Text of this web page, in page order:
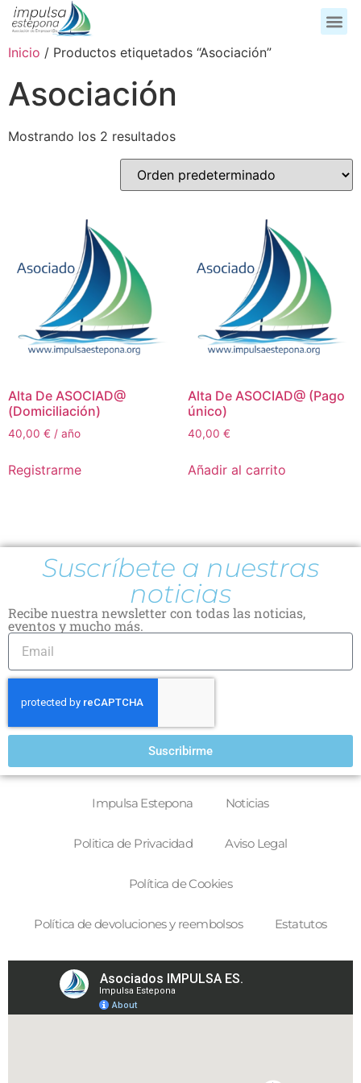
Inicio / Productos etiquetados “Asociación”
Asociación
Mostrando los 2 resultados
Alta De ASOCIAD@
(Domiciliación)
40,00 € / año
Registrarme
Alta De ASOCIAD@ (Pago
único)
40,00 €
Añadir al carrito
Suscríbete a nuestras
noticias
Recibe nuestra newsletter con todas las noticias,
eventos y mucho más.
Suscribirme
Impulsa Estepona Noticias
Politica de Privacidad Aviso Legal
Política de Cookies
Política de devoluciones y reembolsos Estatutos